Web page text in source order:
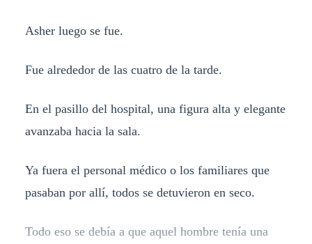
Asher luego se fue.
Fue alrededor de las cuatro de la tarde.
En el pasillo del hospital, una figura alta y elegante
avanzaba hacia la sala.
Ya fuera el personal médico o los familiares que
pasaban por allí, todos se detuvieron en seco.
Todo eso se debía a que aquel hombre tenía una